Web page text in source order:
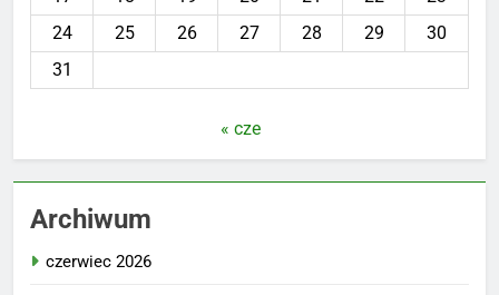
24
25 26 27 28 29
30
31
« cze
Archiwum
czerwiec 2026